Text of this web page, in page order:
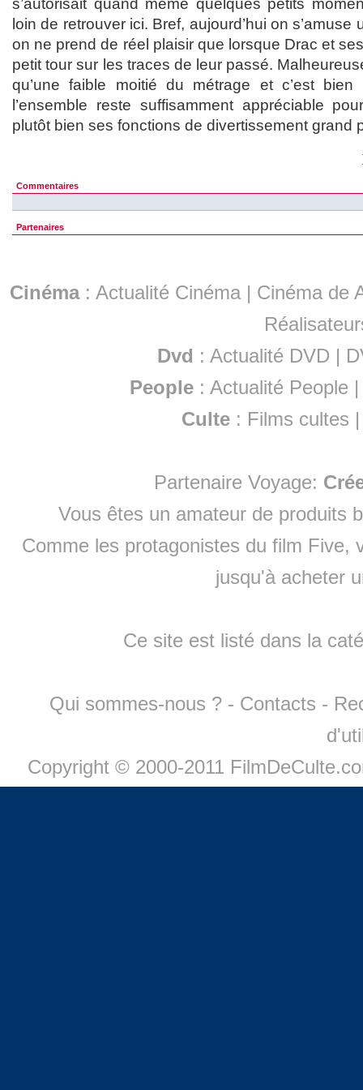
s’autorisait quand même quelques petits
loin de retrouver ici. Bref, aujourd’hui on s’amuse
on ne prend de réel plaisir que lorsque Drac et
petit tour sur les traces de leur passé.
qu’une faible moitié du métrage et c’est bien
l’ensemble reste suffisamment appréciable
plutôt bien ses fonctions de divertissement grand
Commentaires
Partenaires
Cinéma: Actualité Cinéma | Cinéma de
Dvd : Actualité DVD |
People :Actualité People
Culte : Films cultes
Partenaire Voyage:
Vous êtes un amateur de produits
Comme les protagonistes du film Five,
jusqu'à acheter
Ce site est listé dans la
Qui sommes-nous ? - Contacts -
Copyright © 2000-2011